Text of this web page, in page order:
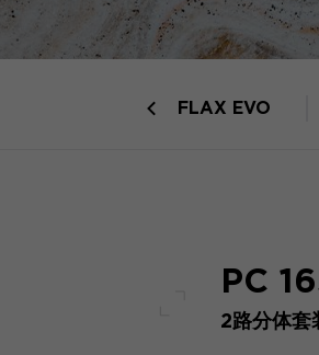
FLAX EVO
全屏幕
PC
2路分体